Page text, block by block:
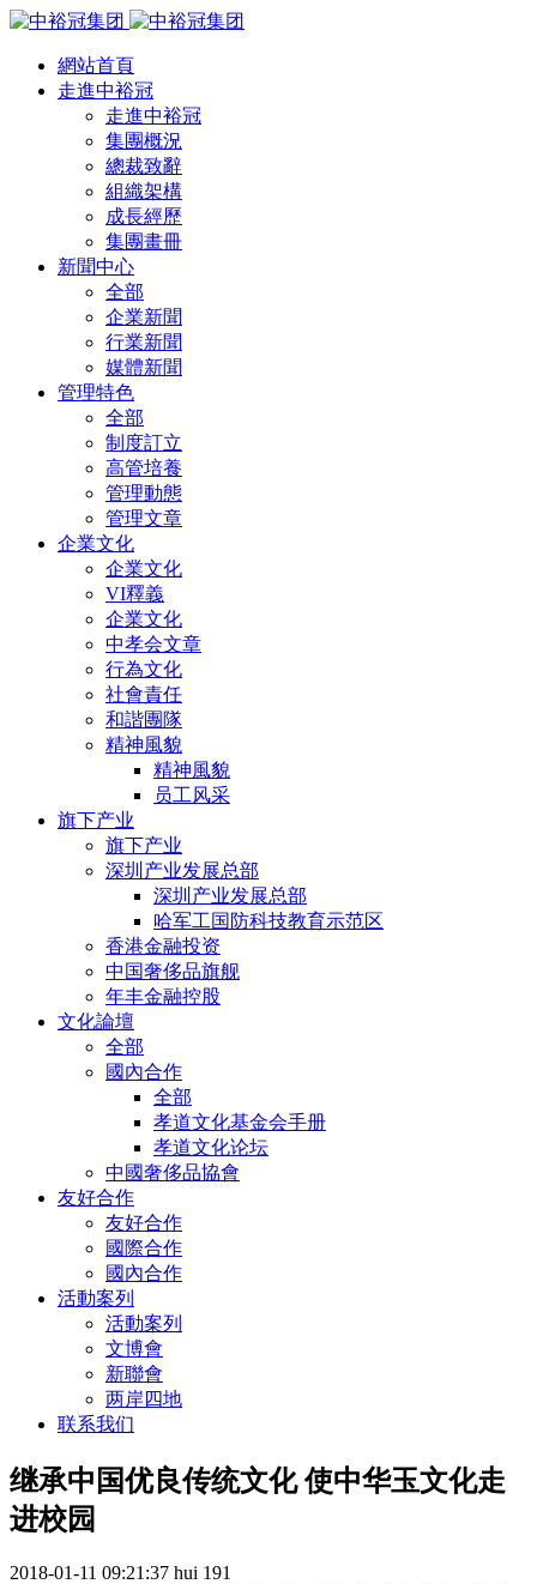
網站首頁
走進中裕冠
走進中裕冠
集團概況
總裁致辭
組織架構
成長經歷
集團畫冊
新聞中心
全部
企業新聞
行業新聞
媒體新聞
管理特色
全部
制度訂立
高管培養
管理動態
管理文章
企業文化
企業文化
VI釋義
企業文化
中孝会文章
行為文化
社會責任
和諧團隊
精神風貌
精神風貌
员工风采
旗下产业
旗下产业
深圳产业发展总部
深圳产业发展总部
哈军工国防科技教育示范区
香港金融投资
中国奢侈品旗舰
年丰金融控股
文化論壇
全部
國內合作
全部
孝道文化基金会手册
孝道文化论坛
中國奢侈品協會
友好合作
友好合作
國際合作
國內合作
活動案列
活動案列
文博會
新聯會
两岸四地
联系我们
继承中国优良传统文化 使中华玉文化走
进校园
2018-01-11 09:21:37 hui 191